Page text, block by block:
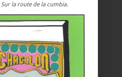
Sur la route de la cumbia.